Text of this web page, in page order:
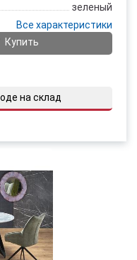
зеленый
Все характеристики
Купить
на склад